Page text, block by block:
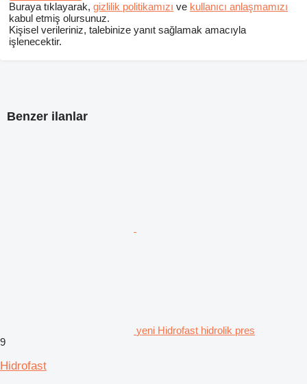
Buraya tıklayarak, gizlilik politikamızı ve kullanıcı anlaşmamızı
kabul etmiş olursunuz.
Kişisel verileriniz, talebinize yanıt sağlamak amacıyla
işlenecektir.
Benzer ilanlar
yeni Hidrofast hidrolik pres
9
Hidrofast